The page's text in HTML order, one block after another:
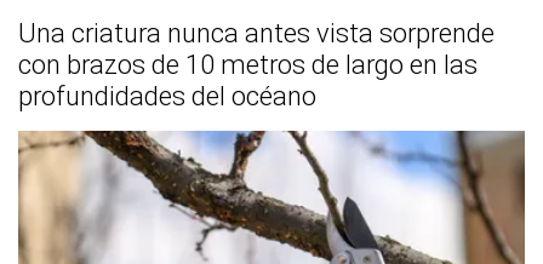
Una criatura nunca antes vista sorprende
con brazos de 10 metros de largo en las
profundidades del océano